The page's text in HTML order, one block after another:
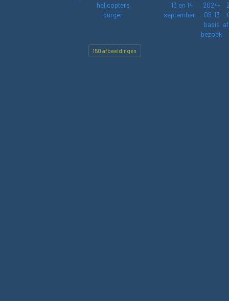
helicopters
burger
13 en 14
september…
2024-
09-13
basis
bezoek
150 afbeeldingen